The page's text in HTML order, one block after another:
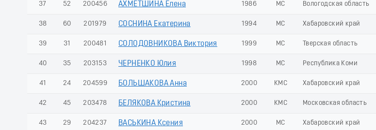
37 52 200456 АХМЕТШИНА Елена 1986 МС Вологодская область
38 60 201979 СОСНИНА Екатерина 1994 МС Хабаровский край
39 31 200481 СОЛОДОВНИКОВА Виктория 1999 МС Тверская область
40 35 203153 ЧЕРНЕНКО Юлия 1998 МС Республика Коми
41 24 204599 БОЛЬШАКОВА Анна 2000 КМС Хабаровский край
42 45 203478 БЕЛЯКОВА Кристина 2000 КМС Московская область
43 29 204237 ВАСЬКИНА Ксения 2000 МС Хабаровский край